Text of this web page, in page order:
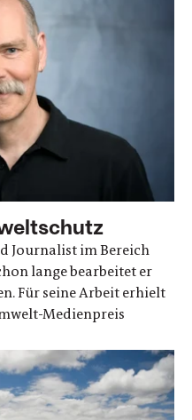
Journalist im Bereich
lange bearbeitet er
Für seine Arbeit erhielt
Medienpreis